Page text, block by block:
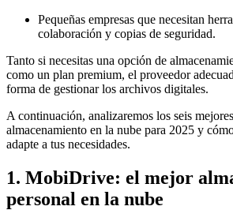
Pequeñas empresas que necesitan
colaboración y copias de seguridad.
Tanto si necesitas una opción de
como un plan premium, el proveedor
forma de gestionar los archivos digitales.
A continuación, analizaremos los seis
almacenamiento en la nube para 2025 y
adapte a tus necesidades.
1. MobiDrive: el mejor
personal en la nube